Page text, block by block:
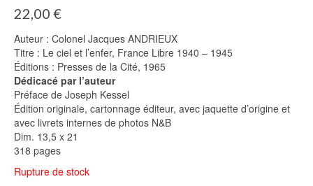
22,00 €
Auteur : Colonel Jacques ANDRIEUX
Titre : Le ciel et l’enfer, France Libre 1940 – 1945
Éditions : Presses de la Cité, 1965
Dédicacé par l’auteur
Préface de Joseph Kessel
Édition originale, cartonnage éditeur, avec jaquette d’origine et
avec livrets internes de photos N&B
Dim. 13,5 x 21
318 pages
Rupture de stock